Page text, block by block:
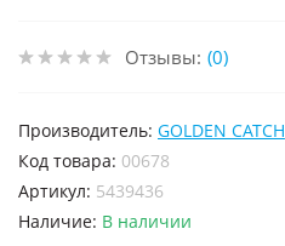
Отзывы: (0)
Производитель: GOLDEN CATCH
код товара: 00678
Артикул: 5439436
Наличие: В наличии